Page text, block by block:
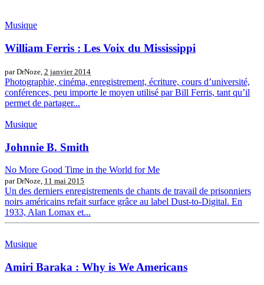
Musique
William Ferris : Les Voix du Mississippi
par DrNoze, 2 janvier 2014
Photographie, cinéma, enregistrement, écriture, cours d’université,
conférences, peu importe le moyen utilisé par Bill Ferris, tant qu’il
permet de partager...
Musique
Johnnie B. Smith
No More Good Time in the World for Me
par DrNoze, 11 mai 2015
Un des derniers enregistrements de chants de travail de prisonniers
noirs américains refait surface grâce au label Dust-to-Digital. En
1933, Alan Lomax et...
Musique
Amiri Baraka : Why is We Americans